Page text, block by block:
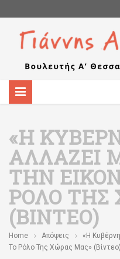
«Η
ΑΛΛΆΖΕΙ
ΤΗΝ
ΡΌΛΟ ΤΗΣ
(ΒΊΝΤΕΟ)
Home Απόψεις
«Η
Το Ρόλο Της Χώρας Μας» (βίντεο)